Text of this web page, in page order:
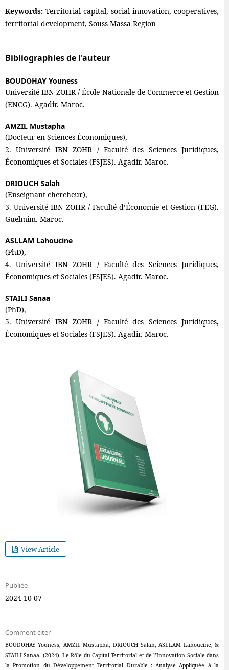
Keywords:Territorial capital, social innovation, cooperatives,
territorial development, Souss Massa Region
Bibliographies de l'auteur
BOUDOHAY Youness
Université IBN ZOHR / École Nationale de Commerce et Gestion
(ENCG). Agadir. Maroc.
AMZIL Mustapha
(Docteur en Sciences Économiques),
2. Université IBN ZOHR / Faculté des Sciences Juridiques,
Économiques et Sociales (FSJES). Agadir. Maroc.
DRIOUCH Salah
(Enseignant chercheur),
3. Université IBN ZOHR / Faculté d’Économie et Gestion (FEG).
Guelmim. Maroc.
ASLLAM Lahoucine
(PhD),
4. Université IBN ZOHR / Faculté des Sciences Juridiques,
Économiques et Sociales (FSJES). Agadir. Maroc.
STAILI Sanaa
(PhD),
5. Université IBN ZOHR / Faculté des Sciences Juridiques,
Économiques et Sociales (FSJES). Agadir. Maroc.
View Article
Publiée
2024-10-07
Comment citer
BOUDOHAY Youness, AMZIL Mustapha, DRIOUCH Salah, ASLLAM Lahoucine, &
STAILI Sanaa. (2024). Le Rôle du Capital Territorial et de l’Innovation Sociale dans
la Promotion du Développement Territorial Durable : Analyse Appliquée à la